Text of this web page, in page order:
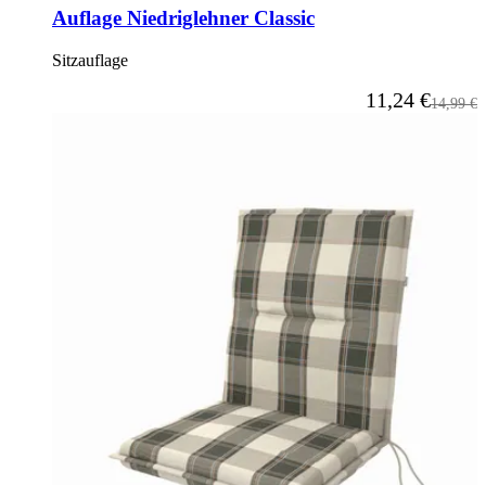
Auflage Niedriglehner Classic
Sitzauflage
Ab
11,24 €14,99 €